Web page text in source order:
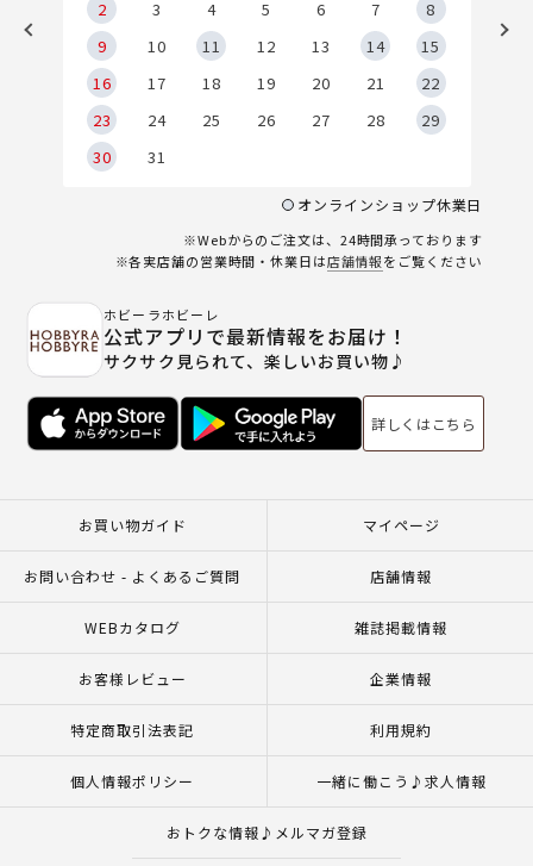
2
3 4 5 6 7
8
9
10 11 12 13 14
15
16
17 18 19 20 21
22
23
24 25 26 27 28
29
30
31
オンラインショップ休業日
※Webからのご注文は、24時間承っております
※各実店舗の営業時間・休業日は店舗情報をご覧ください
ホビーラホビーレ
公式アプリで最新情報をお届け！
サクサク見られて、楽しいお買い物♪
詳しくはこちら
お買い物ガイド マイページ
お問い合わせ - よくあるご質問 店舗情報
WEBカタログ 雑誌掲載情報
お客様レビュー 企業情報
特定商取引法表記 利用規約
個人情報ポリシー 一緒に働こう♪求人情報
おトクな情報♪メルマガ登録